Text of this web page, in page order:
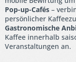
Pop-up-Cafés –
persönlicher
Gastronomische
Kaffee innerhalb
Veranstaltungen an.